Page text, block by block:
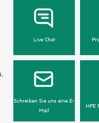
Live Chat
Schreiben Sie uns eine E-
Mail
HPE